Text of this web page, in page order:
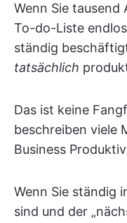
Wenn Sie tausend
To-do-Liste
ständig
tatsächlich
Das ist keine
beschreiben viele
Business
Wenn Sie ständig
sind und der